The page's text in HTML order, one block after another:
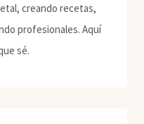
creando recetas,
profesionales. Aquí
sé.